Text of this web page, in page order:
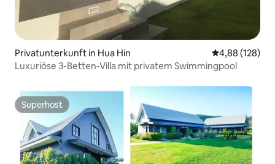
Privatunterkunft in Hua Hin
4,88 (128)
Luxuriöse 3-Betten-Villa mit privatem Swimmingpool
Superhost
Superhost